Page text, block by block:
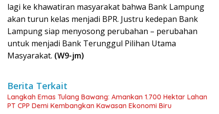
lagi ke khawatiran masyarakat bahwa Bank Lampung
akan turun kelas menjadi BPR. Justru kedepan Bank
Lampung siap menyosong perubahan – perubahan
untuk menjadi Bank Terunggul Pilihan Utama
Masyarakat. (W9-jm)
Berita Terkait
Langkah Emas Tulang Bawang: Amankan 1.700 Hektar Lahan
PT CPP Demi Kembangkan Kawasan Ekonomi Biru